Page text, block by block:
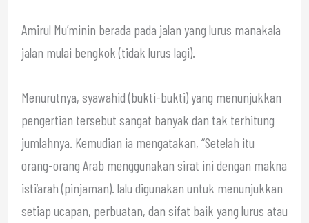
Amirul Mu’minin berada pada jalan yang lurus manakala
jalan mulai bengkok (tidak lurus lagi).
Menurutnya, syawahid (bukti-bukti) yang menunjukkan
pengertian tersebut sangat banyak dan tak terhitung
jumlahnya. Kemudian ia mengatakan, “Setelah itu
orang-orang Arab menggunakan sirat ini dengan makna
isti’arah (pinjaman). lalu digunakan untuk menunjukkan
setiap ucapan, perbuatan, dan sifat baik yang lurus atau